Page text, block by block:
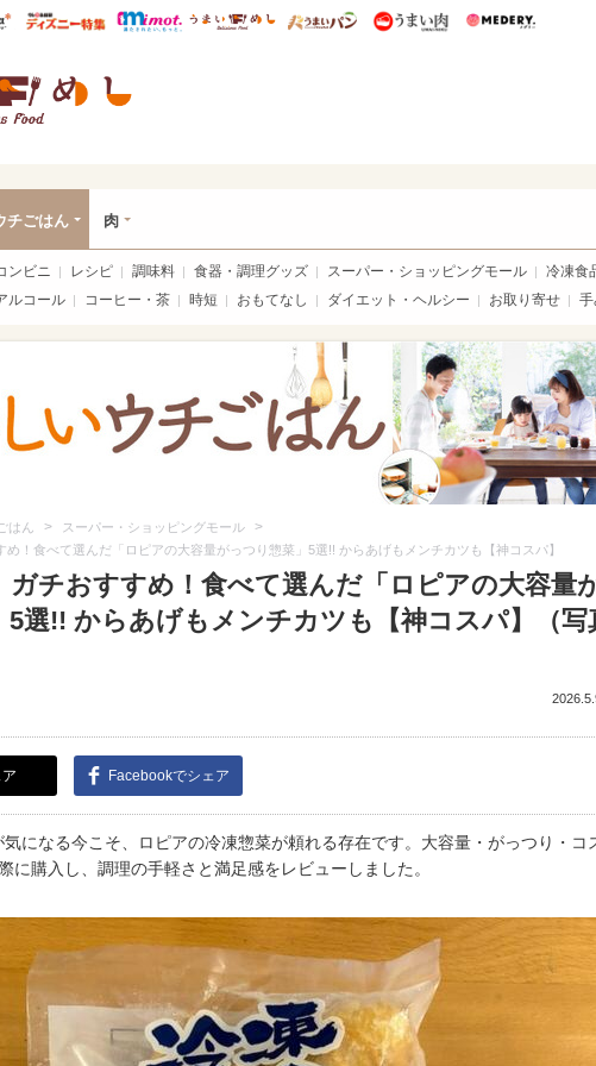
総研
ハピママ* ウレぴあ総研 ディズニー特集
mimot. うまいめし うまいパン うまい肉
チごはん 肉
ンビニ レシピ 調味料 食器・調理グッズ スーパー・ショッピングモール 冷凍食
ルコール コーヒー・茶 時短 おもてなし ダイエット・ヘルシー お取り寄せ
はん > スーパー・ショッピングモール >
め！食べて選んだ「ロピアの大容量がっつり惣菜」5選!! からあげもメンチカツも【神コスパ】
ガチおすすめ！食べて選んだ「ロピアの大容量
5選!! からあげもメンチカツも【神コスパ】（写
Facebookでシェア
になる今こそ、ロピアの冷凍惣菜が頼れる存在です。大容量・がっつり・コ
に購入し、調理の手軽さと満足感をレビューしました。